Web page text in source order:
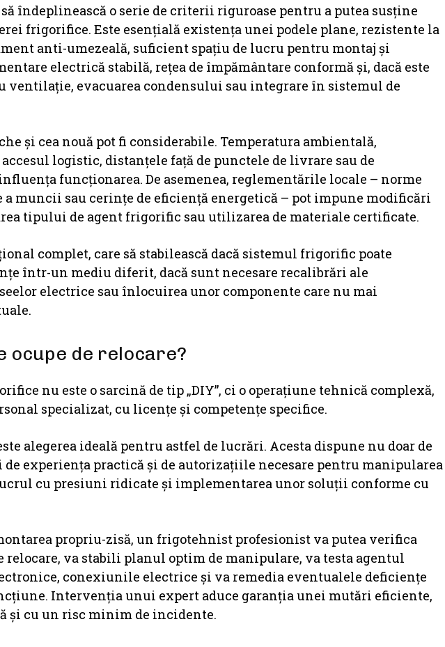
îndeplinească o serie de criterii riguroase pentru a putea susține
frigorifice. Este esențială existența unei podele plane, rezistente la
anti-umezeală, suficient spațiu de lucru pentru montaj și
electrică stabilă, rețea de împământare conformă și, dacă este
ventilație, evacuarea condensului sau integrare în sistemul de
și cea nouă pot fi considerabile. Temperatura ambientală,
logistic, distanțele față de punctele de livrare sau de
funcționarea. De asemenea, reglementările locale – norme
a muncii sau cerințe de eficiență energetică – pot impune modificări
tipului de agent frigorific sau utilizarea de materiale certificate.
complet, care să stabilească dacă sistemul frigorific poate
într-un mediu diferit, dacă sunt necesare recalibrări ale
electrice sau înlocuirea unor componente care nu mai
ocupe de relocare?
nu este o sarcină de tip „DIY”, ci o operațiune tehnică complexă,
specializat, cu licențe și competențe specifice.
alegerea ideală pentru astfel de lucrări. Acesta dispune nu doar de
experiența practică și de autorizațiile necesare pentru manipularea
cu presiuni ridicate și implementarea unor soluții conforme cu
propriu-zisă, un frigotehnist profesionist va putea verifica
va stabili planul optim de manipulare, va testa agentul
conexiunile electrice și va remedia eventualele deficiențe
Intervenția unui expert aduce garanția unei mutări eficiente,
și cu un risc minim de incidente.